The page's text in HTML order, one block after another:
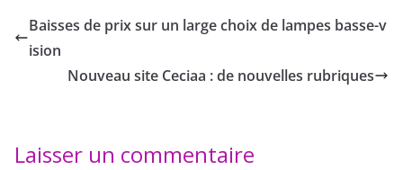
Baisses de prix sur un large choix de lampes basse-v
ision
Nouveau site Ceciaa : de nouvelles rubriques
Laisser un commentaire